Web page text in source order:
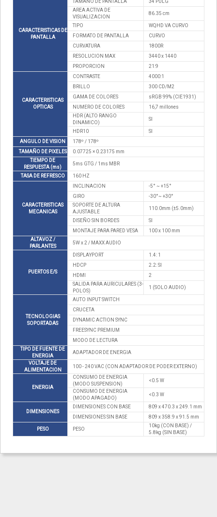
CARACTERISTICAS DE
PANTALLA
AREA ACTIVA DE
VISUALIZACION
86.35 cm
TIPO
WQHD VA CURVO
FORMATO DE PANTALLA
CURVO
CURVATURA
1800R
RESOLUCION MAX
3440 x 1440
PROPORCION
21:9
CARACTERISTICAS
OPTICAS
CONTRASTE
4000:1
BRILLO
300 CD/M2
GAMA DE COLORES
sRGB 99% (CIE1931)
NUMERO DE COLORES
16,7 millones
HDR (ALTO RANGO
DINAMICO)
SI
HDR10
SI
ANGULO DE VISION
178º / 178º
TAMAÑO DE PIXELES
0.07725 × 0.23175 mm
TIEMPO DE
RESPUESTA (ms)
5ms GTG / 1ms MBR
TASA DE REFRESCO 160 HZ
CARACTERISTICAS
MECANICAS
INCLINACION
-5° ~ +15°
GIRO
-30°~ +30°
SOPORTE DE ALTURA
AJUSTABLE
110.0mm (±5.0mm)
DISEÑO SIN BORDES
SI
MONTAJE PARA PARED VESA
100 x 100 mm
ALTAVOZ /
PARLANTES
5W x 2 / MAXX AUDIO
PUERTOS E/S
DISPLAYPORT
1.4: 1
HDCP
2.2: SI
HDMI
2
SALIDA PARA AURICULARES (3-
POLOS)
1 (SOLO AUDIO)
TECNOLOGIAS
SOPORTADAS
AUTO INPUT SWITCH
CRUCETA
DYNAMIC ACTION SYNC
FREESYNC PREMIUM
MODO DE LECTURA
TIPO DE FUENTE DE
ENERGIA
ADAPTADOR DE ENERGIA
VOLTAJE DE
ALIMENTACION
100 - 240 VAC (CON ADAPTADOR DE PODER EXTERNO)
ENERGIA
CONSUMO DE ENERGIA
(MODO SUSPENSION)
<0.5 W
CONSUMO DE ENERGIA
(MODO APAGADO)
<0.3 W
DIMENSIONES
DIMENSIONES CON BASE
809 x 470.3 x 249.1 mm
DIMENSIONES SIN BASE
809 x 358.9 x 91.5 mm
PESO PESO
10kg (CON BASE) /
5.8kg (SIN BASE)